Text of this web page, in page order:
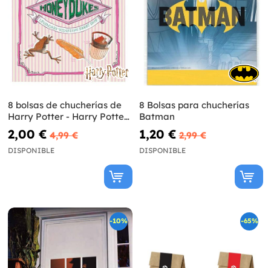
8 bolsas de chucherías de
Harry Potter - Harry Potter
World
2,00 € 4,99 €
DISPONIBLE
8 Bolsas para chucherías
Batman
1,20 € 2,99 €
DISPONIBLE
-10% -65%